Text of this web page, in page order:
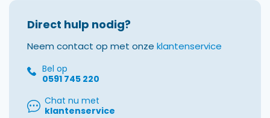
Direct hulp nodig?
Neem contact op met onze klantenservice
Bel op
0591 745 220
Chat nu met
klantenservice